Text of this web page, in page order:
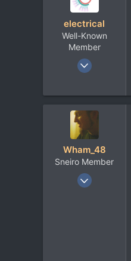
rmmedia.ru
electrical
Well-Known
Member
26 Май 2020
113
Wham_48
Sneiro Member
15 Дек 2006